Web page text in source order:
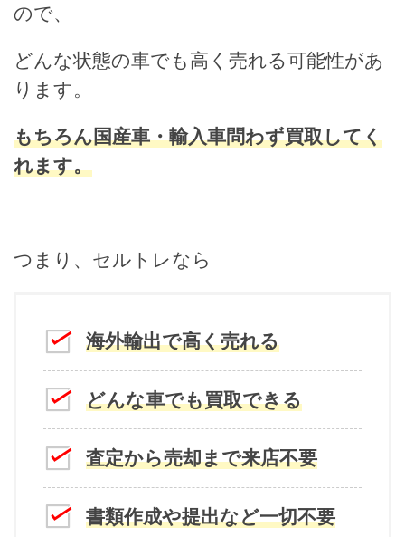
ので、
どんな状態の車でも高く売れる可能性があ
ります。
もちろん国産車・輸入車問わず買取してく
れます。
つまり、セルトレなら
海外輸出で高く売れる
どんな車でも買取できる
査定から売却まで来店不要
書類作成や提出など一切不要